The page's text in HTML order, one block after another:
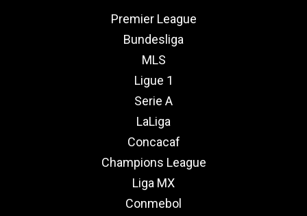
Premier League
Bundesliga
MLS
Ligue 1
Serie A
LaLiga
Concacaf
Champions League
Liga MX
Conmebol